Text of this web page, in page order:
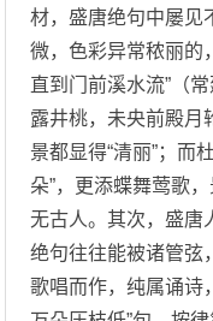
材，盛唐绝句中屡见
微，色彩异常秾丽的
直到门前溪水流”（
露井桃，未央前殿月
景都显得“清丽”；而
朵”，更添蝶舞莺歌
无古人。其次，盛唐
绝句往往能被诸管弦
歌唱而作，纯属诵诗